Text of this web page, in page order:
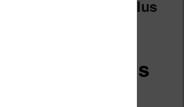
etc.
C’est un peu plus
le plus sûr
la moins